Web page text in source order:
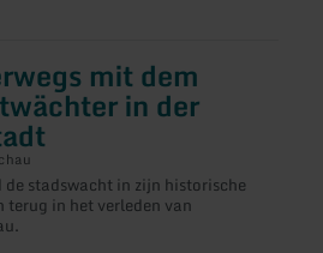
mit dem
in der
de stadswacht in zijn historische
terug in het verleden van